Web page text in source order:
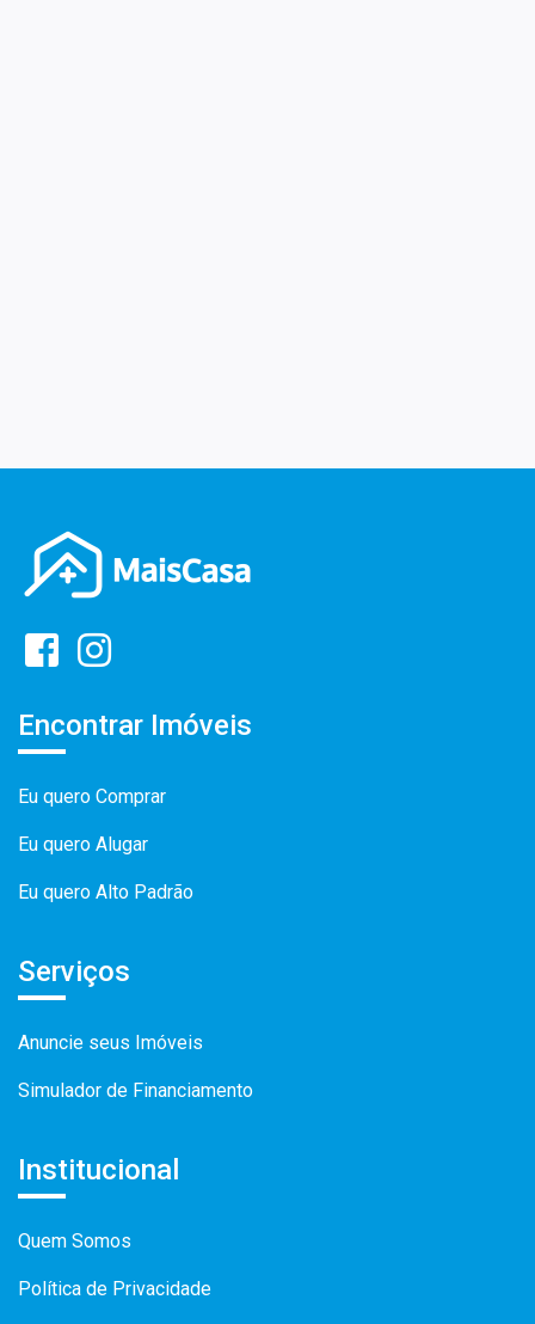
Encontrar Imóveis
Eu quero Comprar
Eu quero Alugar
Eu quero Alto Padrão
Serviços
Anuncie seus Imóveis
Simulador de Financiamento
Institucional
Quem Somos
Política de Privacidade